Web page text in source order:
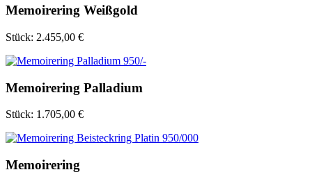
Memoirering Weißgold
Stück: 2.455,00 €
Memoirering Palladium
Stück: 1.705,00 €
Memoirering